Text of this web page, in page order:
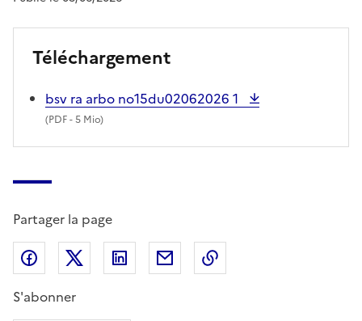
Téléchargement
bsv ra arbo no15du02062026 1
(PDF- 5 Mio)
Partager la page
Partager sur Facebook
Partager sur X (anciennement Twitter)
Partager sur LinkedIn
Partager par email
S'abonner